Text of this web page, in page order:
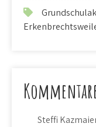
Steffi